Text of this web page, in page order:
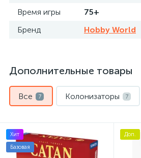
Время игры
75+
Бренд
Hobby World
Дополнительные товары
Все 7 Колонизаторы 7
Хит
Базовая
Доп.